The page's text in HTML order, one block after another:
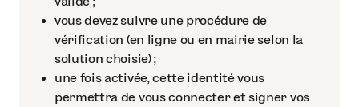
vous devez suivre une procédure de
vérification (en ligne ou en mairie selon la
solution choisie) ;
une fois activée, cette identité vous
permettra de vous connecter et signer vos